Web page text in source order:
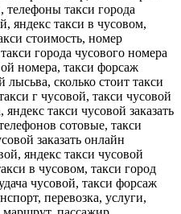
телефоны такси города
яндекс такси в чусовом,
стоимость, номер
города чусового номера
номера, такси форсаж
сколько стоит такси
г чусовой, такси чусовой
такси чусовой заказать
сотовые, такси
заказать онлайн
яндекс такси чусовой
в чусовом, такси город
чусовой, такси форсаж
перевозка, услуги,